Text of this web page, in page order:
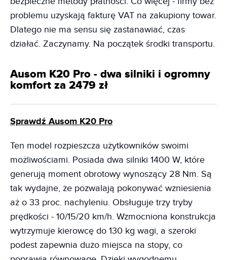
problemu uzyskają fakturę VAT na zakupiony towar.
Dlatego nie ma sensu się zastanawiać, czas
działać. Zaczynamy. Na początek środki transportu.
Ausom K20 Pro - dwa silniki i ogromny
komfort za 2479 zł
Sprawdź Ausom K20 Pro
Ten model rozpieszcza użytkowników swoimi
możliwościami. Posiada dwa silniki 1400 W, które
generują moment obrotowy wynoszący 28 Nm. Są
tak wydajne, że pozwalają pokonywać wzniesienia
aż o 33 proc. nachyleniu. Obsługuje trzy tryby
prędkości - 10/15/20 km/h. Wzmocniona konstrukcja
wytrzymuje kierowcę do 130 kg wagi, a szeroki
podest zapewnia dużo miejsca na stopy, co